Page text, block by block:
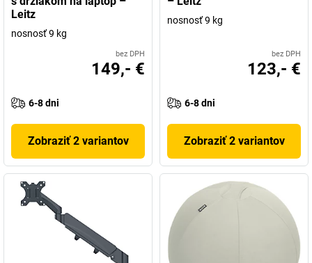
Leitz
nosnosť 9 kg
bez DPH
149,- €
6-8 dni
Zobraziť 2 variantov
nosnosť 9 kg
bez DPH
123,- €
6-8 dni
Zobraziť 2 variantov